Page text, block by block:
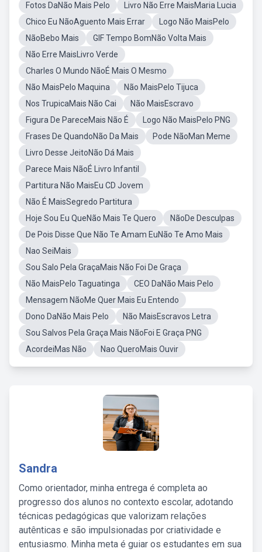
Fotos DaNão Mais Pelo
Livro Não Erre MaisMaria Lucia
Chico Eu NãoAguento Mais Errar
Logo Não MaisPelo
NãoBebo Mais
GIF Tempo BomNão Volta Mais
Não Erre MaisLivro Verde
Charles O Mundo NãoÉ Mais O Mesmo
Não MaisPelo Maquina
Não MaisPelo Tijuca
Nos TrupicaMais Não Cai
Não MaisEscravo
Figura De PareceMais Não É
Logo Não MaisPelo PNG
Frases De QuandoNão Da Mais
Pode NãoMan Meme
Livro Desse JeitoNão Dá Mais
Parece Mais NãoÉ Livro Infantil
Partitura Não MaisEu CD Jovem
Não É MaisSegredo Partitura
Hoje Sou Eu QueNão Mais Te Quero
NãoDe Desculpas
De Pois Disse Que Não Te Amam EuNão Te Amo Mais
Nao SeiMais
Sou Salo Pela GraçaMais Não Foi De Graça
Não MaisPelo Taguatinga
CEO DaNão Mais Pelo
Mensagem NãoMe Quer Mais Eu Entendo
Dono DaNão Mais Pelo
Não MaisEscravos Letra
Sou Salvos Pela Graça Mais NãoFoi E Graça PNG
AcordeiMas Não
Nao QueroMais Ouvir
Sandra
Como orientador, minha entrega é completa ao
progresso dos alunos no contexto escolar, adotando
técnicas pedagógicas que valorizam relações
autênticas e são impulsionadas por criatividade e
entusiasmo. Minha meta é guiar os estudantes em sua